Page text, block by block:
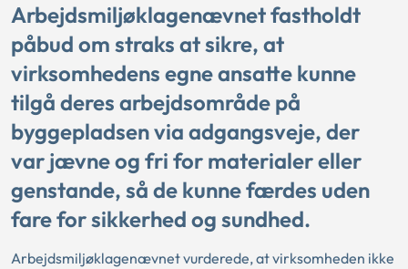
Arbejdsmiljøklagenævnet fastholdt
påbud om straks at sikre, at
virksomhedens egne ansatte kunne
tilgå deres arbejdsområde på
byggepladsen via adgangsveje, der
var jævne og fri for materialer eller
genstande, så de kunne færdes uden
fare for sikkerhed og sundhed.
Arbejdsmiljøklagenævnet vurderede, at virksomheden ikke